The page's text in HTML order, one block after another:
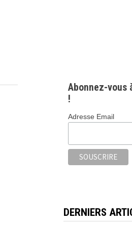
Abonnez-vous
!
Adresse Email
DERNIERS